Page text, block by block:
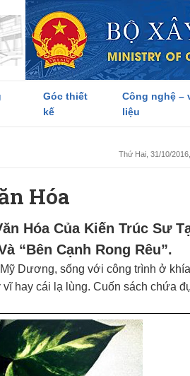
Góc thiết
kế
Công nghệ –
liệu
Thứ Hai, 31/10/
Hóa
Hóa Của Kiến Trúc Sư
“Bên Cạnh Rong Rêu”.
Dương, sống với công trình ở
hay cái lạ lùng. Cuốn sách chứa